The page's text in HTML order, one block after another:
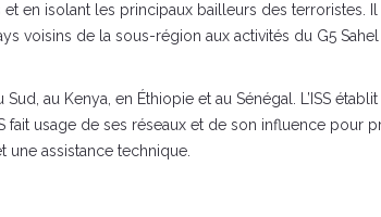
en isolant les principaux bailleurs des terroristes. Il
voisins de la sous-région aux activités du G5
au Kenya, en Éthiopie et au Sénégal. L’ISS
fait usage de ses réseaux et de son influence pour
assistance technique.